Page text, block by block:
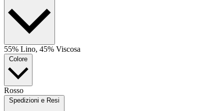
55% Lino, 45% Viscosa
Colore
Rosso
Spedizioni e Resi